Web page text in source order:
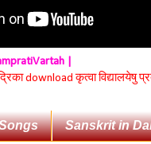
|
download कृत्वा विद्यालयेषु
Sanskrit in